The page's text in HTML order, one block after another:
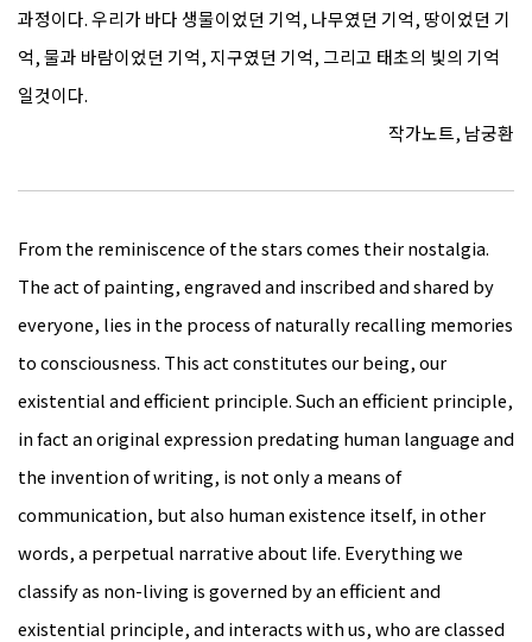
과정이다. 우리가 바다 생물이었던 기억, 나무였던 기억, 땅이었던 기
억, 물과 바람이었던 기억, 지구였던 기억, 그리고 태초의 빛의 기억
일것이다.
작가노트, 남궁환
From the reminiscence of the stars comes their nostalgia.
The act of painting, engraved and inscribed and shared by
everyone, lies in the process of naturally recalling memories
to consciousness. This act constitutes our being, our
existential and efficient principle. Such an efficient principle,
in fact an original expression predating human language and
the invention of writing, is not only a means of
communication, but also human existence itself, in other
words, a perpetual narrative about life. Everything we
classify as non-living is governed by an efficient and
existential principle, and interacts with us, who are classed